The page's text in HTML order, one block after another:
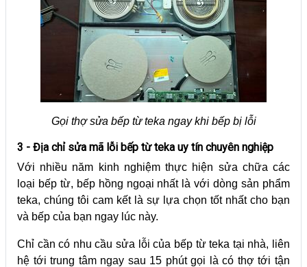
Gọi thợ sửa bếp từ teka ngay khi bếp bị lỗi
3 - Địa chỉ sửa mã lỗi bếp từ teka uy tín chuyên nghiệp
Với nhiều năm kinh nghiệm thực hiện sửa chữa các
loại bếp từ, bếp hồng ngoại nhất là với dòng sản phẩm
teka, chúng tôi cam kết là sự lựa chọn tốt nhất cho bạn
và bếp của bạn ngay lúc này.
Chỉ cần có nhu cầu sửa lỗi của bếp từ teka tại nhà, liên
hệ tới trung tâm ngay sau 15 phút gọi là có thợ tới tận